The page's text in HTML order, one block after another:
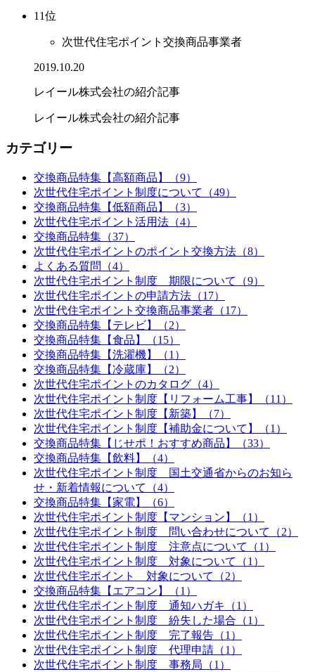
11位
次世代住宅ポイント交換商品事業者
2019.10.20
レイール株式会社の紹介記事
レイール株式会社の紹介記事
カテゴリー
交換商品特集【高額商品】（9）
次世代住宅ポイント制度について（49）
交換商品特集【低額商品】（3）
次世代住宅ポイント活用法（4）
交換商品特集（37）
次世代住宅ポイントのポイント交換方法（8）
よくある質問（4）
次世代住宅ポイント制度 期限について（9）
次世代住宅ポイントの申請方法（17）
次世代住宅ポイント交換商品事業者（17）
交換商品特集【テレビ】（2）
交換商品特集【食品】（15）
交換商品特集【洗濯機】（1）
交換商品特集【冷蔵庫】（2）
次世代住宅ポイントのカタログ（4）
次世代住宅ポイント制度【リフォーム工事】（11）
次世代住宅ポイント制度【新築】（7）
次世代住宅ポイント制度【補助金について】（1）
交換商品特集【じせポ！おすすめ商品】（33）
交換商品特集【飲料】（4）
次世代住宅ポイント制度 国土交通省からのお知ら
せ・新着情報について（4）
交換商品特集【家電】（6）
次世代住宅ポイント制度【マンション】（1）
次世代住宅ポイント制度 問い合わせについて（2）
次世代住宅ポイント制度 注意点について（1）
次世代住宅ポイント制度 対象について（1）
次世代住宅ポイント 対象について（2）
交換商品特集【エアコン】（1）
次世代住宅ポイント制度 通知ハガキ（1）
次世代住宅ポイント制度 紛失した場合（1）
次世代住宅ポイント制度 完了報告（1）
次世代住宅ポイント制度 代理申請（1）
次世代住宅ポイント制度 事務局（1）